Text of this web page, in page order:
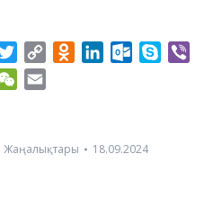
Twitter
Copy
Odnoklassniki
LinkedInOutlook.com
Skype
WeChat
Жаңалықтары 18.09.2024